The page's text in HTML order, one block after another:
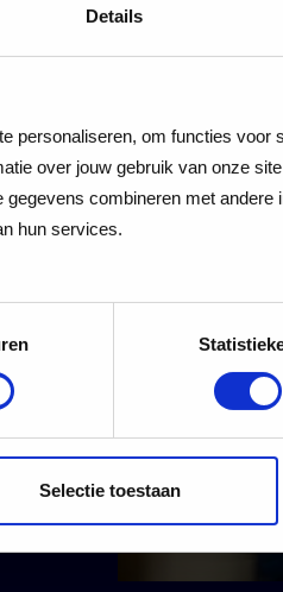
Details
personaliseren, om functies voor
over jouw gebruik van onze
combineren met andere
hun services.
Selectie toestaan
voor de